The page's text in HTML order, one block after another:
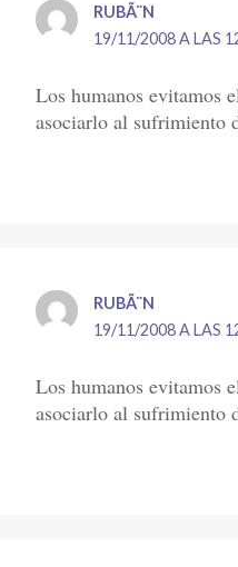
RUBÃ¨N
19/11/2008 A LAS
Los humanos evitamos
asociarlo al sufrimiento
RUBÃ¨N
19/11/2008 A LAS
Los humanos evitamos
asociarlo al sufrimiento